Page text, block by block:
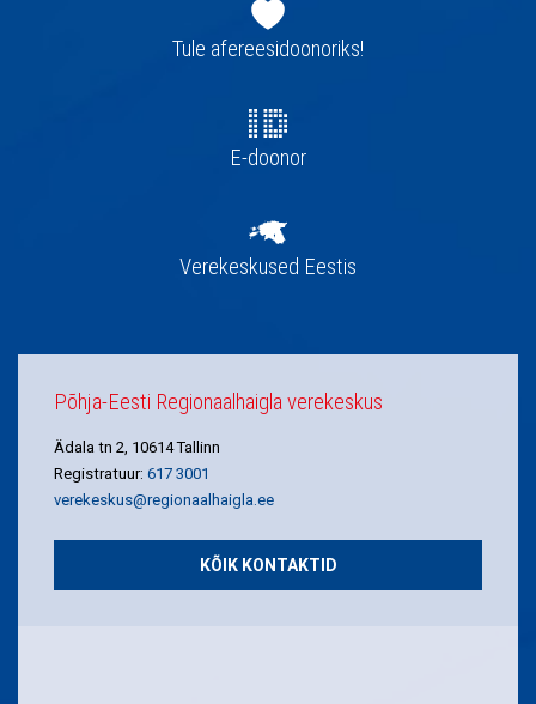
navigatsioonTule afereesidoonoriks!
E-doonor
Verekeskused Eestis
Põhja-Eesti Regionaalhaigla verekeskus
Ädala tn 2, 10614 Tallinn
Registratuur: 617 3001
verekeskus@regionaalhaigla.ee
KÕIK KONTAKTID